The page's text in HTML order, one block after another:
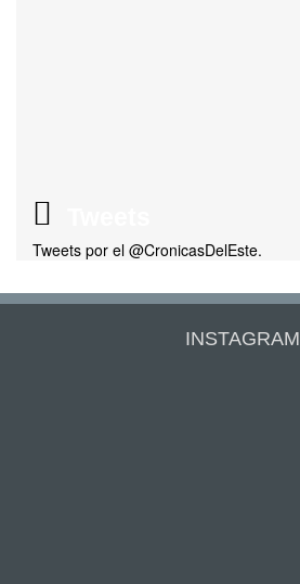
Tweets por el @CronicasDelEste.
INSTAGRAM